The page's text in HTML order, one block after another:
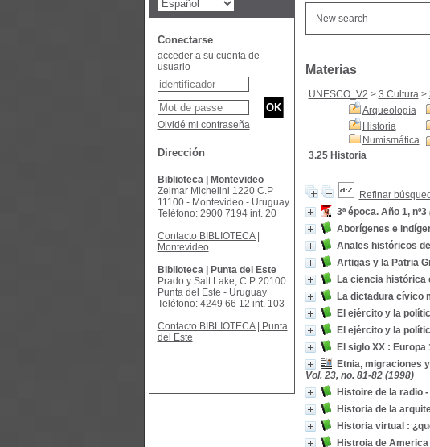
New search
Materias
UNESCO_V2 > 3 Cultura>
Arqueología
Historia
Numismática
3.25 Historia
Refinar
3ª época. Año 1, nº3
Aborígenes e
Anales históricos
Artigas y la Patria
La ciencia histórica
La dictadura cívico
El ejército y la
El ejército y la
El siglo XX : Europa
Etnia, migraciones
Vol. 23, no. 81-82 (1998)
Histoire de la radio
Historia de la
Historia virtual :
Histroia de America
Conectarse
acceder a su cuenta de
usuario
Olvidé mi contraseña
Dirección
Biblioteca | Montevideo
Zelmar Michelini 1220 C.P
11100 - Montevideo - Uruguay
Teléfono: 2900 7194 int. 20
Contacto BIBLIOTECA |
Montevideo
Biblioteca | Punta del Este
Prado y Salt Lake, C.P 20100
Punta del Este - Uruguay
Teléfono: 4249 66 12 int. 103
Contacto BIBLIOTECA | Punta
del Este